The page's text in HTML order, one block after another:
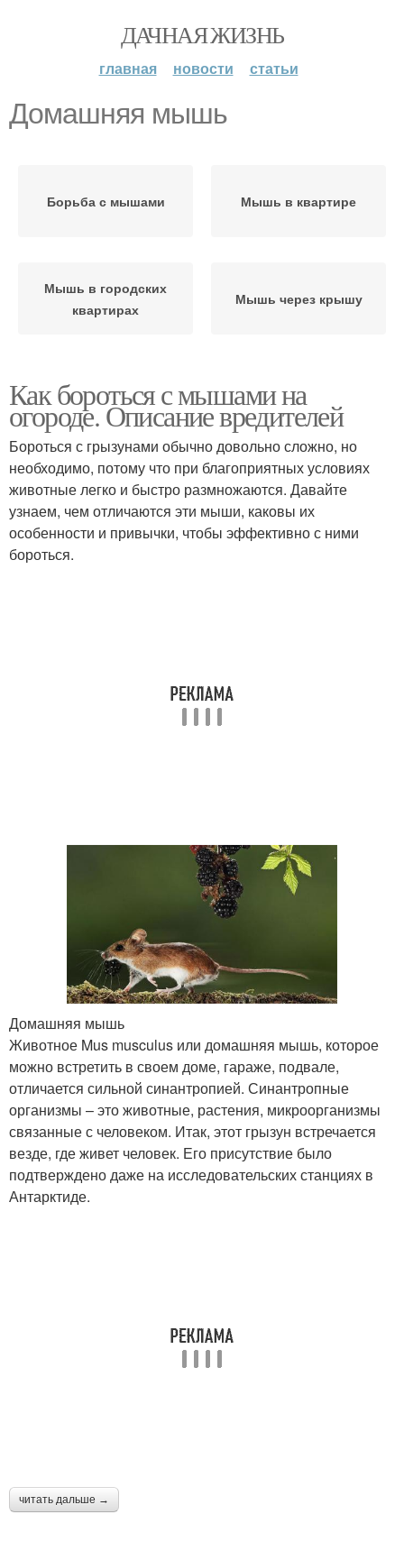
ДАЧНАЯ ЖИЗНЬ
главная новости статьи
Домашняя мышь
Борьба с мышами Мышь в квартире
Мышь в городских
квартирах
Мышь через крышу
Как бороться с мышами на
огороде. Описание вредителей
Бороться с грызунами обычно довольно сложно, но
необходимо, потому что при благоприятных условиях
животные легко и быстро размножаются. Давайте
узнаем, чем отличаются эти мыши, каковы их
особенности и привычки, чтобы эффективно с ними
бороться.
Домашняя мышь
Животное Mus musculus или домашняя мышь, которое
можно встретить в своем доме, гараже, подвале,
отличается сильной синантропией. Синантропные
организмы – это животные, растения, микроорганизмы
связанные с человеком. Итак, этот грызун встречается
везде, где живет человек. Его присутствие было
подтверждено даже на исследовательских станциях в
Антарктиде.
читать дальше →